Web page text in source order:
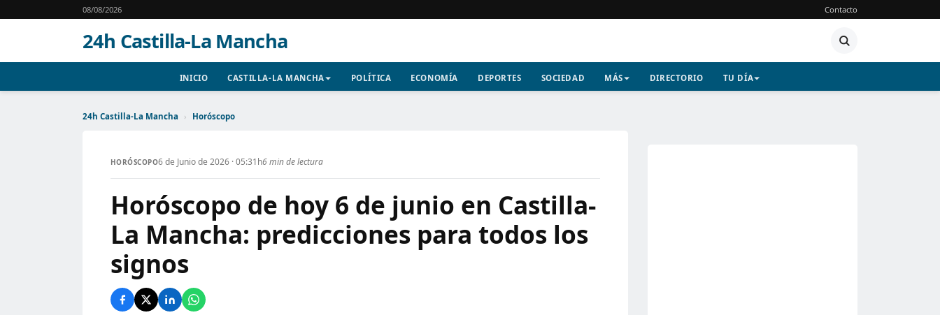
08/08/2026 Contacto
24h Castilla-La Mancha
INICIO CASTILLA-LA MANCHA POLÍTICA ECONOMÍA DEPORTES SOCIEDAD MÁS DIRECTORIO TU DÍA
24h Castilla-La Mancha › Horóscopo
HORÓSCOPO6 de Junio de 2026 · 05:31h6 min de lectura
Horóscopo de hoy 6 de junio en Castilla-
La Mancha: predicciones para todos los
signos